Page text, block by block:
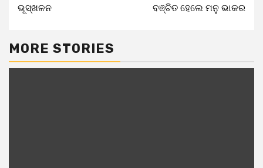
ଭୂସ୍ଖଳନ
ବଞ୍ଚିତ ହେଲେ ମନୁ ଭାକର
MORE STORIES